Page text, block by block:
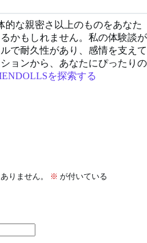
的な親密さ以上のものをあなた
かもしれません。私の体験談が
で耐久性があり、感情を支えて
ョンから、あなたにぴったりの
を探索する
りません。 ※ が付いている